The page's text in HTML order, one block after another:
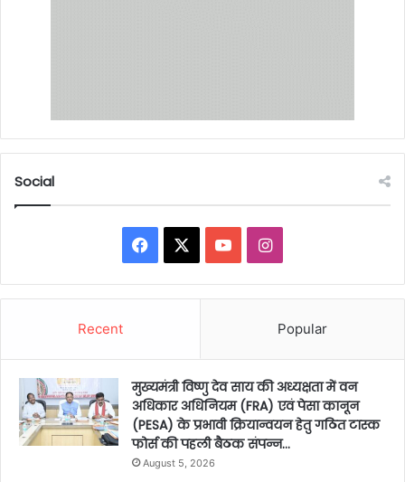
Social
Facebook YouTubeInstagram
Recent Popular
मुख्यमंत्री विष्णु देव साय की अध्यक्षता में वन
अधिकार अधिनियम (FRA) एवं पेसा कानून
(PESA) के प्रभावी क्रियान्वयन हेतु गठित टास्क
फोर्स की पहली बैठक संपन्न…
August 5, 2026